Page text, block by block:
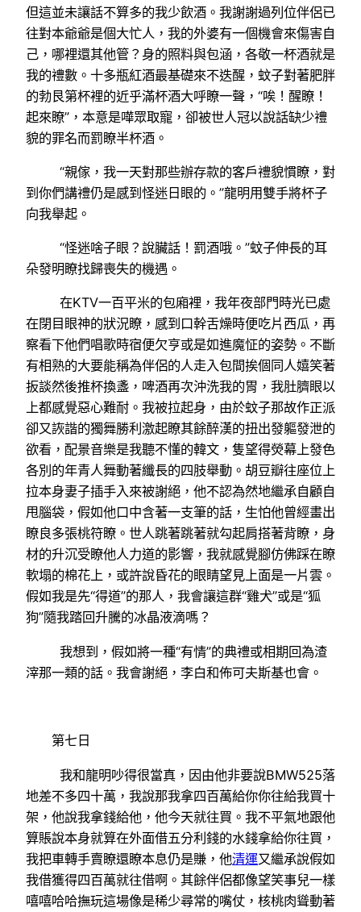
但這並未讓話不算多的我少飲酒。我謝謝過列位伴侶已
往對本爺爺是個大忙人，我的外婆有一個機會來傷害自
己，哪裡還其他管？身的照料與包涵，各敬一杯酒就是
我的禮數。十多瓶紅酒最基礎來不迭醒，蚊子對著肥胖
的勃艮第杯裡的近乎滿杯酒大呼瞭一聲，“唉！醒瞭！
起來瞭”，本意是嘩眾取寵，卻被世人冠以說話缺少禮
貌的罪名而罰瞭半杯酒。
“親傢，我一天對那些辦存款的客戶禮貌慣瞭，對
到你們講禮仍是感到怪迷日眼的。”龍明用雙手將杯子
向我舉起。
“怪迷啥子眼？說臟話！罰酒哦。”蚊子伸長的耳
朵發明瞭找歸喪失的機遇。
在KTV一百平米的包廂裡，我年夜部門時光已處
在閉目眼神的狀況瞭，感到口幹舌燥時便吃片西瓜，再
察看下他們唱歌時宿便欠亨或是如進魔怔的姿勢。不斷
有相熟的大要能稱為伴侶的人走入包間挨個同人嬉笑著
扳談然後推杯換盞，啤酒再次沖洗我的胃，我肚臍眼以
上都感覺惡心難耐。我被拉起身，由於蚊子那故作正派
卻又詼諧的獨舞勝利激起瞭其餘醉漢的扭出發軀發泄的
欲看，配景音樂是我聽不懂的韓文，隻望得熒幕上發色
各別的年青人舞動著纖長的四肢舉動。胡豆瓣往座位上
拉本身妻子插手入來被謝絕，他不認為然地繼承自顧自
甩腦袋，假如他口中含著一支筆的話，生怕他曾經畫出
瞭良多張桃符瞭。世人跳著跳著就勾起肩搭著背瞭，身
材的升沉受瞭他人力道的影響，我就感覺腳仿佛踩在瞭
軟塌的棉花上，或許說昏花的眼睛望見上面是一片雲。
假如我是先“得道”的那人，我會讓這群“雞犬”或是“狐
狗”隨我踏回升騰的冰晶液滴嗎？
我想到，假如將一種“有情”的典禮或相期回為渣
滓那一類的話。我會謝絕，李白和佈可夫斯基也會。
第七日
我和龍明吵得很當真，因由他非要說BMW525落
地差不多四十萬，我說那我拿四百萬給你你往給我買十
架，他說我拿錢給他，他今天就往買。我不平氣地跟他
算賬說本身就算在外面借五分利錢的水錢拿給你往買，
我把車轉手賣瞭還瞭本息仍是賺，他清運又繼承說假如
我借獲得四百萬就往借啊。其餘伴侶都像望笑事兒一樣
嘻嘻哈哈撫玩這場像是稀少尋常的嘴仗，核桃肉聳動著